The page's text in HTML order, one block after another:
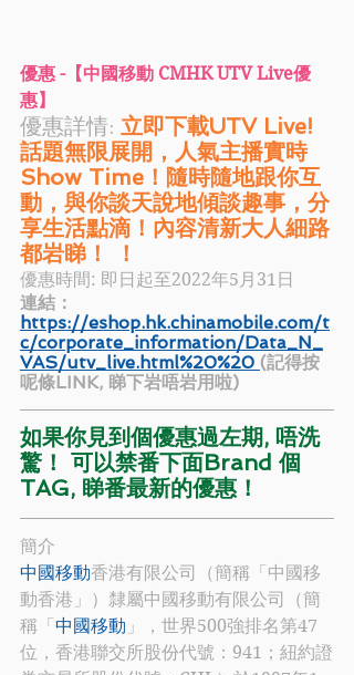
優惠 -【中國移動 CMHK UTV Live優
惠】
優惠詳情: 立即下載UTV Live!
話題無限展開，人氣主播實時
Show Time！隨時隨地跟你互
動，與你談天說地傾談趣事，分
享生活點滴！內容清新大人細路
都岩睇！ ！
優惠時間: 即日起至2022年5月31日
連結：
https://eshop.hk.chinamobile.com/t
c/corporate_information/Data_N_
VAS/utv_live.html%20%20 (記得按
呢條LINK, 睇下岩唔岩用啦)
如果你見到個優惠過左期, 唔洗
驚！ 可以禁番下面Brand 個
TAG, 睇番最新的優惠！
簡介
中國移動香港有限公司（簡稱「中國移
動香港」）隸屬中國移動有限公司（簡
稱「中國移動 」，世界500強排名第47
位，香港聯交所股份代號：941；紐約證